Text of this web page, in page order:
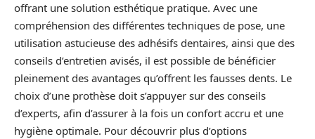
offrant une solution esthétique pratique. Avec une
compréhension des différentes techniques de pose, une
utilisation astucieuse des adhésifs dentaires, ainsi que des
conseils d’entretien avisés, il est possible de bénéficier
pleinement des avantages qu’offrent les fausses dents. Le
choix d’une prothèse doit s’appuyer sur des conseils
d’experts, afin d’assurer à la fois un confort accru et une
hygiène optimale. Pour découvrir plus d’options